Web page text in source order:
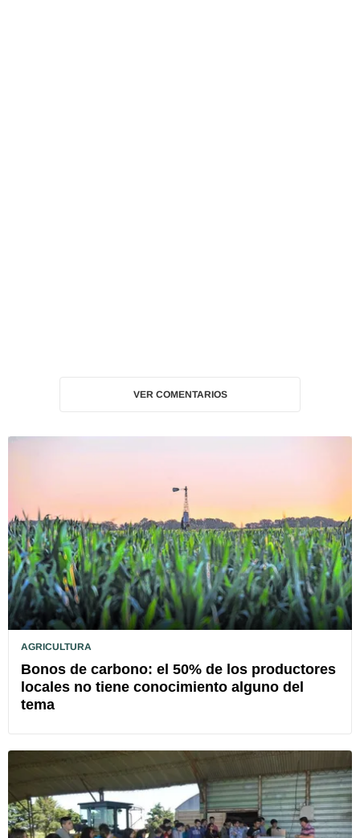
VER COMENTARIOS
AGRICULTURA
Bonos de carbono: el 50% de los productores
locales no tiene conocimiento alguno del
tema